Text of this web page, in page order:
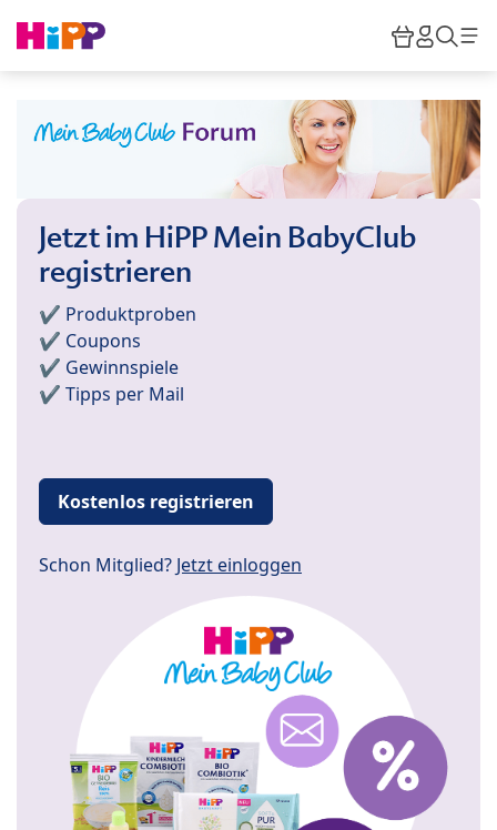
HiPP
Jetzt im HiPP Mein BabyClub
registrieren
✔️ Produktproben
✔️ Coupons
✔️ Gewinnspiele
✔️ Tipps per Mail
Kostenlos registrieren
Schon Mitglied? Jetzt einloggen